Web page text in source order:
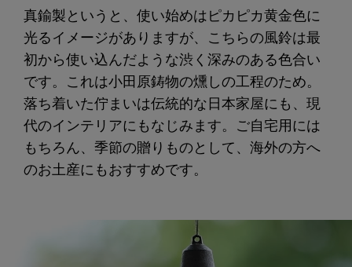
真鍮製というと、使い始めはピカピカ黄金色に
光るイメージがありますが、こちらの風鈴は最
初から使い込んだような渋く深みのある色合い
です。これは小田原鋳物の燻しの工程のため。
落ち着いた佇まいは伝統的な日本家屋にも、現
代のインテリアにもなじみます。ご自宅用には
もちろん、季節の贈りものとして、海外の方へ
のお土産にもおすすめです。